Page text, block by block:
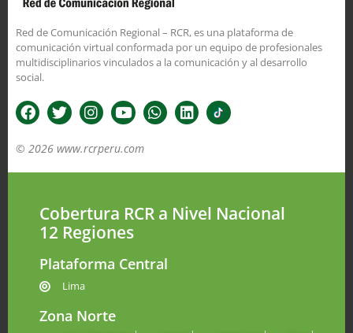
Red de Comunicación Regional – RCR, es una plataforma de
comunicación virtual conformada por un equipo de profesionales
multidisciplinarios vinculados a la comunicación y al desarrollo
social.
© 2026 www.rcrperu.com
Cobertura RCR a Nivel Nacional
12 Regiones
Plataforma Central
Lima
Zona Norte